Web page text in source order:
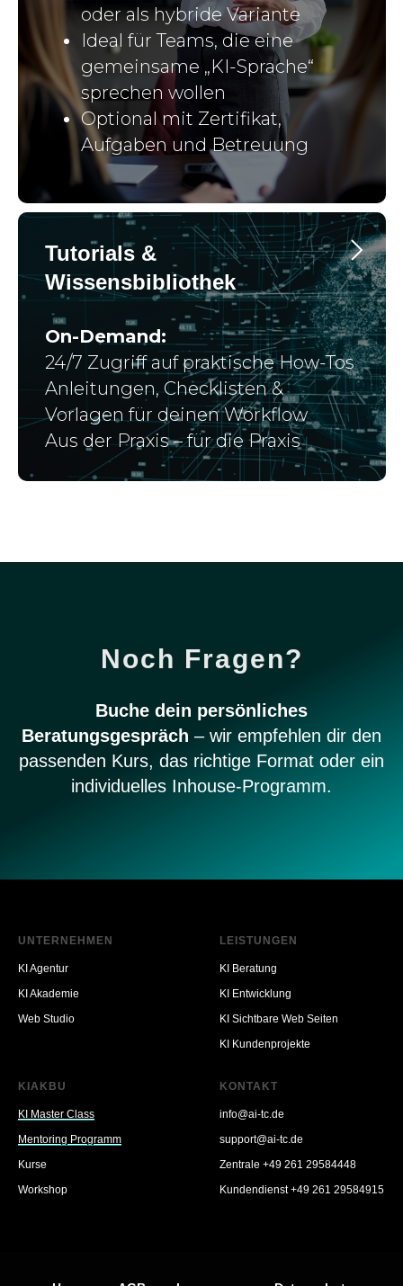
oder als hybride Variante
Ideal für Teams, die eine
gemeinsame „KI-Sprache“
sprechen wollen
Optional mit Zertifikat,
Aufgaben und Betreuung
Tutorials &
Wissensbibliothek
On-Demand:
24/7 Zugriff auf praktische How-Tos
Anleitungen, Checklisten &
Vorlagen für deinen Workflow
Aus der Praxis – für die Praxis
Noch Fragen?
Buche dein persönliches
Beratungsgespräch – wir empfehlen dir den
passenden Kurs, das richtige Format oder ein
individuelles Inhouse-Programm.
UNTERNEHMEN
KI Agentur
KI Akademie
Web Studio
LEISTUNGEN
KI Beratung
KI Entwicklung
KI Sichtbare Web Seiten
KI Kundenprojekte
KIAKBU
KI Master Class
Mentoring Programm
Kurse
Workshop
KONTAKT
info@ai-tc.de
support@ai-tc.de
Zentrale +49 261 29584448
Kundendienst +49 261 29584915